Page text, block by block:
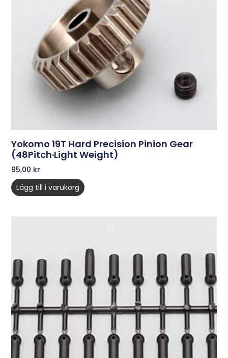
Yokomo 19T Hard Precision Pinion Gear
(48Pitch·Light Weight)
95,00 kr
Lägg till i varukorg